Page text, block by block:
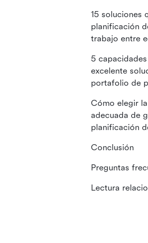
15 soluciones
planificación
trabajo entre
5
excelente
portafolio de
Cómo elegir
adecuada de
planificación
Conclusión
Preguntas
Lectura